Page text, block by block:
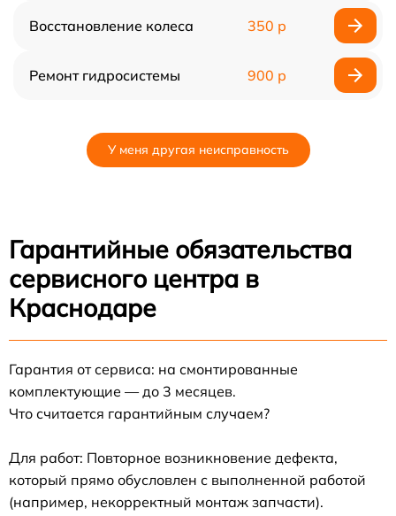
Восстановление колеса 350 р
Ремонт гидросистемы 900 р
У меня другая неисправность
Гарантийные обязательства
сервисного центра в
Краснодаре
Гарантия от сервиса: на смонтированные
комплектующие — до 3 месяцев.
Что считается гарантийным случаем?
Для работ: Повторное возникновение дефекта,
который прямо обусловлен с выполненной работой
(например, некорректный монтаж запчасти).